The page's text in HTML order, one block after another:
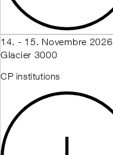
14. - 15. Novembre 2026
Glacier 3000
CP institutions